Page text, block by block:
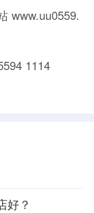
www.uu0559.
1114
好？